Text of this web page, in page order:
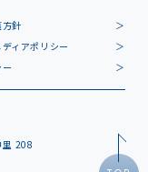
針
ィアポリシー
208